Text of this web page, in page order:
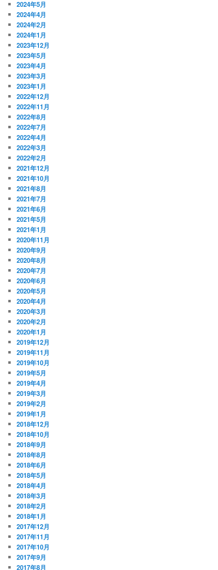
2024年5月
2024年4月
2024年2月
2024年1月
2023年12月
2023年5月
2023年4月
2023年3月
2023年1月
2022年12月
2022年11月
2022年8月
2022年7月
2022年4月
2022年3月
2022年2月
2021年12月
2021年10月
2021年8月
2021年7月
2021年6月
2021年5月
2021年1月
2020年11月
2020年9月
2020年8月
2020年7月
2020年6月
2020年5月
2020年4月
2020年3月
2020年2月
2020年1月
2019年12月
2019年11月
2019年10月
2019年5月
2019年4月
2019年3月
2019年2月
2019年1月
2018年12月
2018年10月
2018年9月
2018年8月
2018年6月
2018年5月
2018年4月
2018年3月
2018年2月
2018年1月
2017年12月
2017年11月
2017年10月
2017年9月
2017年8月